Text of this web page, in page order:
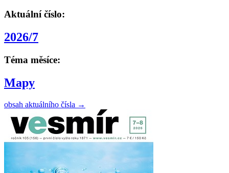
Aktuální číslo:
2026/7
Téma měsíce:
Mapy
obsah aktuálního čísla →